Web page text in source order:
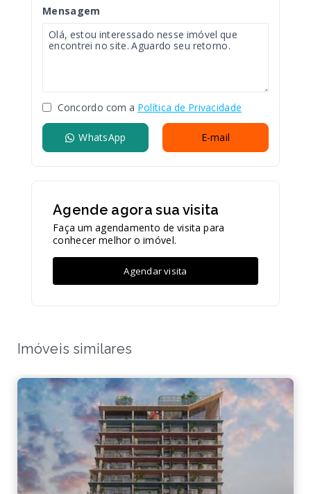
Mensagem
Concordo com a Política de Privacidade
WhatsApp E-mail
Agende agora sua visita
Faça um agendamento de visita para
conhecer melhor o imóvel.
Agendar visita
Imóveis similares